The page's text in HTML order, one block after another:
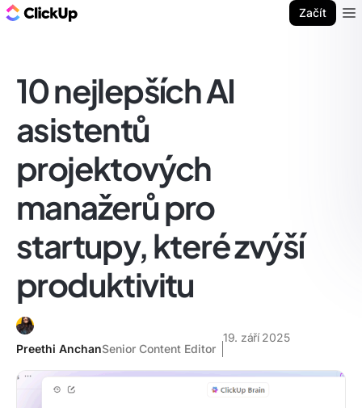
Začít
10 nejlepších AI
asistentů
projektových
manažerů pro
startupy, které zvýší
produktivitu
Preethi AnchanSenior Content Editor
19. září 2025